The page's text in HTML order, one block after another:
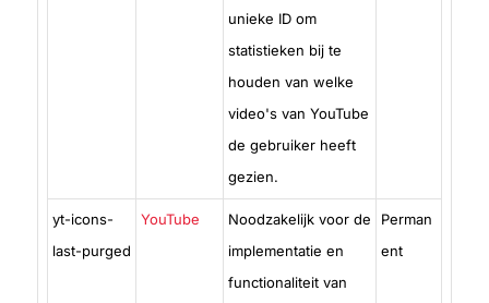
unieke ID om
statistieken bij te
houden van welke
video's van YouTube
de gebruiker heeft
gezien.
yt-icons-
last-purged
YouTube
Noodzakelijk voor de
implementatie en
functionaliteit van
Perman
ent